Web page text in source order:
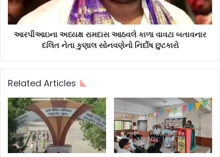
આરપીઆઇના અધ્યક્ષ રામદાસ આઠવલે કાળા વાવટા બતાવનાર
દલિત નેતા કુણાલ સોનવણેનો નિર્દોષ છુટકારો
Related Articles